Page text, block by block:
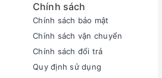
Chính sách
Chính sách bảo mật
Chính sách vận chuyển
Chính sách đổi trả
Quy định sử dụng